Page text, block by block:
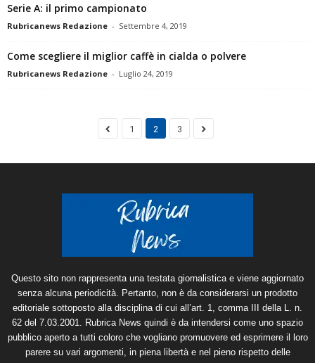
Serie A: il primo campionato
Rubricanews Redazione - Settembre 4, 2019
Come scegliere il miglior caffè in cialda o polvere
Rubricanews Redazione - Luglio 24, 2019
1 2 3
Questo sito non rappresenta una testata giornalistica e viene aggiornato
senza alcuna periodicità. Pertanto, non è da considerarsi un prodotto
editoriale sottoposto alla disciplina di cui all’art. 1, comma III della L. n.
62 del 7.03.2001. Rubrica News quindi è da intendersi come uno spazio
pubblico aperto a tutti coloro che vogliano promuovere ed esprimere il loro
parere su vari argomenti, in piena libertà e nel pieno rispetto delle